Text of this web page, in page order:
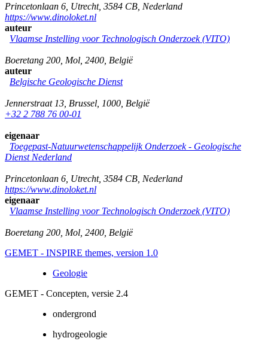
Princetonlaan 6 Utrecht, 3584 CB Nederland
https://www.dinoloket.nl
auteur
Vlaamse Instelling voor Technologisch Onderzoek (VITO)
Boeretang 200 Mol 2400 België
auteur
Belgische Geologische Dienst
Jennerstraat 13 Brussel 1000 België
+32 2 788 76 00-01
eigenaar
Toegepast-Natuurwetenschappelijk Onderzoek - Geologische
Dienst Nederland
Princetonlaan 6 Utrecht, 3584 CB Nederland
https://www.dinoloket.nl
eigenaar
Vlaamse Instelling voor Technologisch Onderzoek (VITO)
Boeretang 200 Mol 2400 België
GEMET - INSPIRE themes, version 1.0
Geologie
GEMET - Concepten, versie 2.4
ondergrond
hydrogeologie